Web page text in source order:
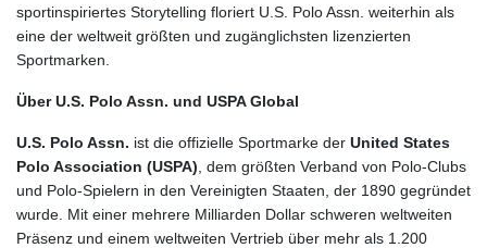
sportinspiriertes Storytelling floriert U.S. Polo Assn. weiterhin als
eine der weltweit größten und zugänglichsten lizenzierten
Sportmarken.
Über U.S. Polo Assn. und USPA Global
U.S. Polo Assn. ist die offizielle Sportmarke der United States
Polo Association (USPA) , dem größten Verband von Polo-Clubs
und Polo-Spielern in den Vereinigten Staaten, der 1890 gegründet
wurde. Mit einer mehrere Milliarden Dollar schweren weltweiten
Präsenz und einem weltweiten Vertrieb über mehr als 1.200